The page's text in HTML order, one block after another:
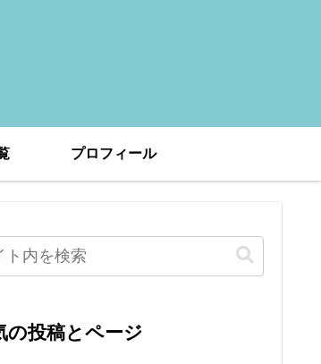
プロフィール
の投稿とページ